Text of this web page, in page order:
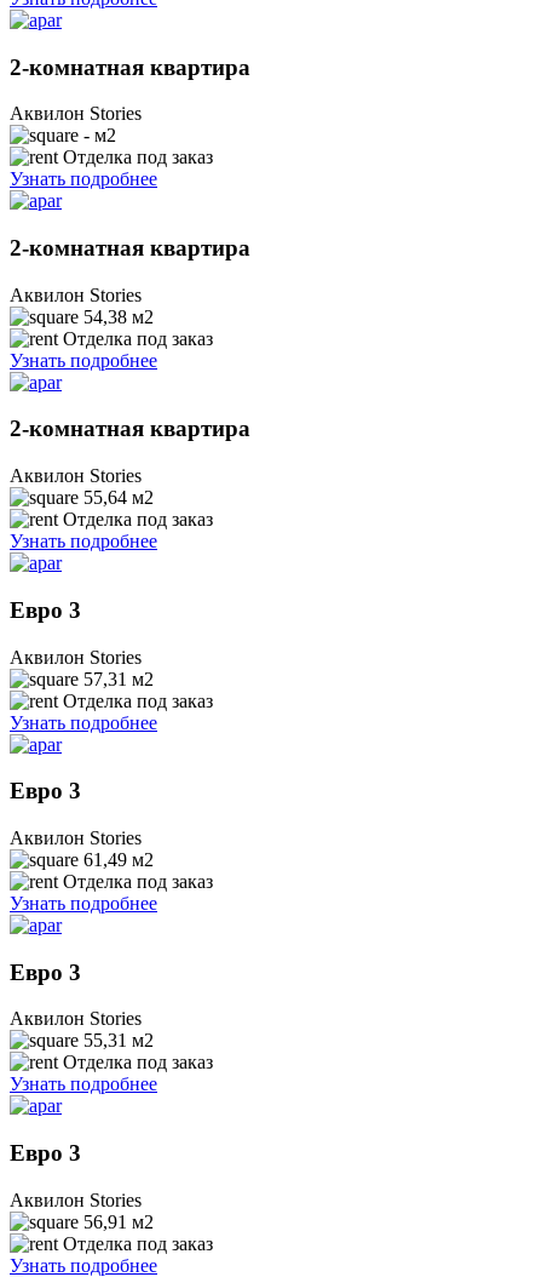
2-комнатная квартира
Аквилон Stories
- м2
Отделка под заказ
Узнать подробнее
2-комнатная квартира
Аквилон Stories
54,38 м2
Отделка под заказ
Узнать подробнее
2-комнатная квартира
Аквилон Stories
55,64 м2
Отделка под заказ
Узнать подробнее
Евро 3
Аквилон Stories
57,31 м2
Отделка под заказ
Узнать подробнее
Евро 3
Аквилон Stories
61,49 м2
Отделка под заказ
Узнать подробнее
Евро 3
Аквилон Stories
55,31 м2
Отделка под заказ
Узнать подробнее
Евро 3
Аквилон Stories
56,91 м2
Отделка под заказ
Узнать подробнее